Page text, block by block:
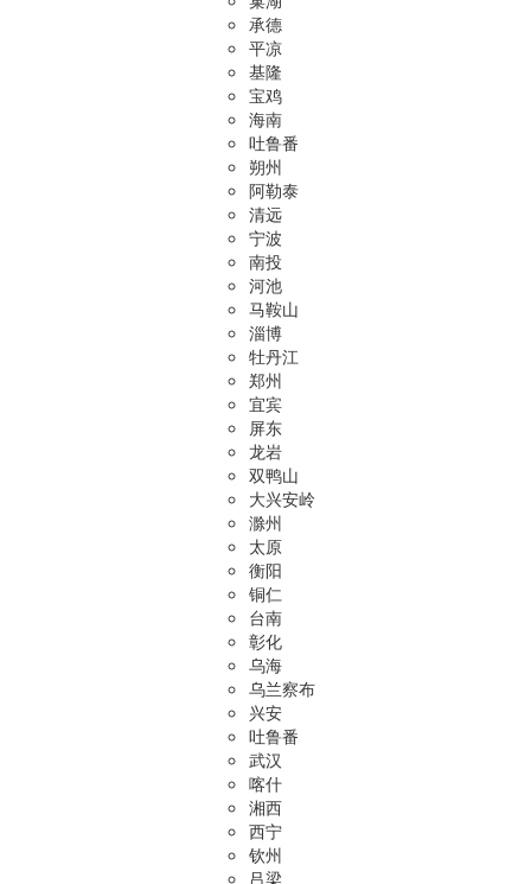
承德
平凉
基隆
宝鸡
海南
吐鲁番
朔州
阿勒泰
清远
宁波
南投
河池
马鞍山
淄博
牡丹江
郑州
宜宾
屏东
龙岩
双鸭山
大兴安岭
滁州
太原
衡阳
铜仁
台南
彰化
乌海
乌兰察布
兴安
吐鲁番
武汉
喀什
湘西
西宁
钦州
吕梁